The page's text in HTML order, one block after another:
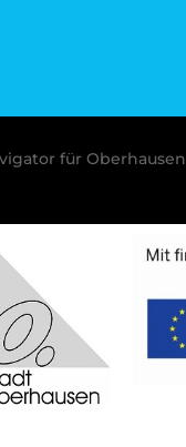
für Oberhausen